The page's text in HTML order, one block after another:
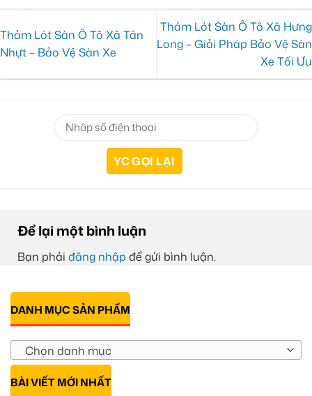
Thảm Lót Sàn Ô Tô Xã Tân
Nhựt – Bảo Vệ Sàn Xe
Thảm Lót Sàn Ô Tô Xã Hưng
Long – Giải Pháp Bảo Vệ Sàn
Xe Tối Ưu
Để lại một bình luận
Bạn phải đăng nhập để gửi bình luận.
DANH MỤC SẢN PHẨM
Chọn danh mục
BÀI VIẾT MỚI NHẤT